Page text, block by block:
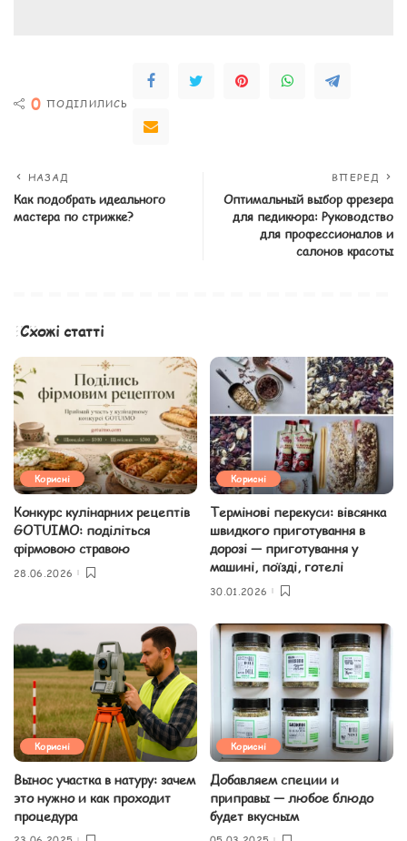
0 ПОДІЛИЛИСЬ
НАЗАД
Как подобрать идеального
мастера по стрижке?
ВПЕРЕД
Оптимальный выбор фрезера
для педикюра: Руководство
для профессионалов и
салонов красоты
Схожі статті
Корисні
Конкурс кулінарних рецептів
GOTUIMO: поділіться
фірмовою стравою
28.06.2026
Корисні
Термінові перекуси: вівсянка
швидкого приготування в
дорозі — приготування у
машині, поїзді, готелі
30.01.2026
Корисні
Вынос участка в натуру: зачем
это нужно и как проходит
процедура
Корисні
Добавляем специи и
приправы — любое блюдо
будет вкусным